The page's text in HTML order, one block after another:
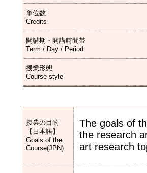
単位数
Credits
開講期・開講時間帯
Term / Day / Period
授業形態
Course style
授業の目的
【日本語】
Goals of the
Course(JPN)
The goals of
the research
art research